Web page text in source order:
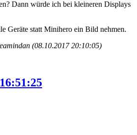
Dann würde ich bei kleineren Displays
Geräte statt Minihero ein Bild nehmen.
(08.10.2017 20:10:05)